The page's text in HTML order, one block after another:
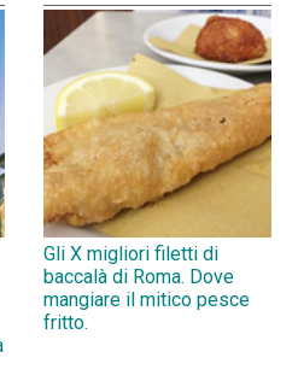
Gli X migliori filetti di
baccalà di Roma. Dove
mangiare il mitico pesce
fritto.